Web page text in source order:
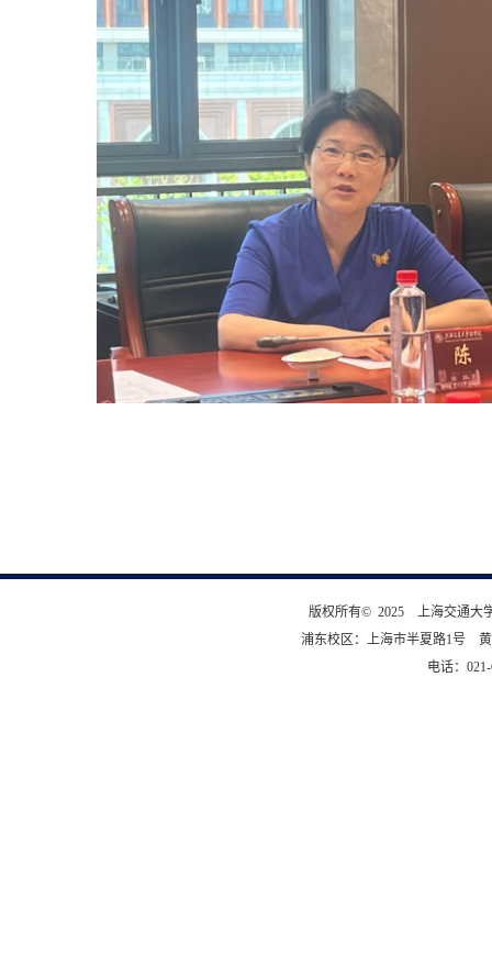
版权所有© 2025 上海交通大
浦东校区：上海市半夏路1号
电话：